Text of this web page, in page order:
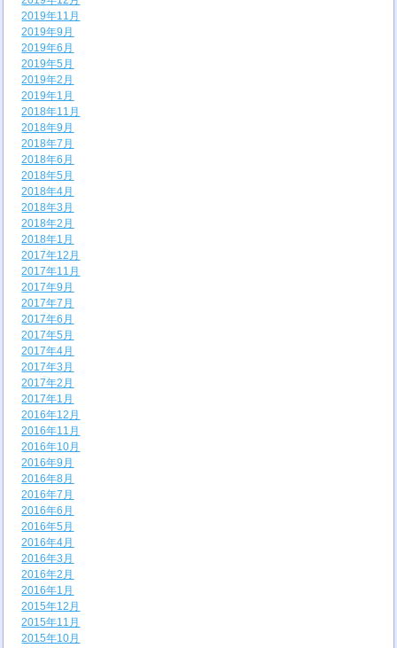
2019年11月
2019年9月
2019年6月
2019年5月
2019年2月
2019年1月
2018年11月
2018年9月
2018年7月
2018年6月
2018年5月
2018年4月
2018年3月
2018年2月
2018年1月
2017年12月
2017年11月
2017年9月
2017年7月
2017年6月
2017年5月
2017年4月
2017年3月
2017年2月
2017年1月
2016年12月
2016年11月
2016年10月
2016年9月
2016年8月
2016年7月
2016年6月
2016年5月
2016年4月
2016年3月
2016年2月
2016年1月
2015年12月
2015年11月
2015年10月